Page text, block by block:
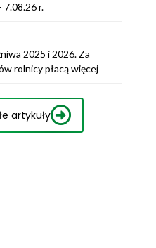
7.08.26 r.
2025 i 2026. Za
rolnicy płacą więcej
artykuły